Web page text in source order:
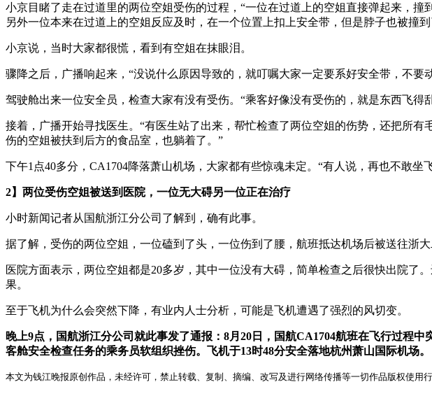
小京目睹了走在过道里的两位空姐受伤的过程，“一位在过道上的空姐直接弹起来，
另外一位本来在过道上的空姐反应及时，在一个位置上扣上安全带，但是脖子也被撞到
小京说，当时大家都很慌，看到有空姐在抹眼泪。
骤降之后，广播响起来，“没说什么原因导致的，就叮嘱大家一定要系好安全带，不要
驾驶舱出来一位安全员，检查大家有没有受伤。“乘客好像没有受伤的，就是东西飞得
接着，广播开始寻找医生。“有医生站了出来，帮忙检查了两位空姐的伤势，还把所
伤的空姐被扶到后方的食品室，也躺着了。”
下午1点40多分，CA1704降落萧山机场，大家都有些惊魂未定。“有人说，再也不敢
2】两位受伤空姐被送到医院，一位无大碍另一位正在治疗
小时新闻记者从国航浙江分公司了解到，确有此事。
据了解，受伤的两位空姐，一位磕到了头，一位伤到了腰，航班抵达机场后被送往浙大
医院方面表示，两位空姐都是20多岁，其中一位没有大碍，简单检查之后很快出院
果。
至于飞机为什么会突然下降，有业内人士分析，可能是飞机遭遇了强烈的风切变。
晚上9点，国航浙江分公司就此事发了通报：8月20日，国航CA1704航班在飞行过程
客舱安全检查任务的乘务员软组织挫伤。飞机于13时48分安全落地杭州萧山国际机场。
本文为钱江晚报原创作品，未经许可，禁止转载、复制、摘编、改写及进行网络传播等一切作品版权使用